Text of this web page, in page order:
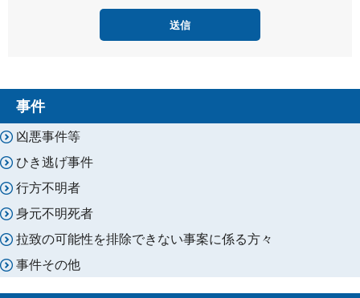
事件
凶悪事件等
ひき逃げ事件
行方不明者
身元不明死者
拉致の可能性を排除できない事案に係る方々
事件その他